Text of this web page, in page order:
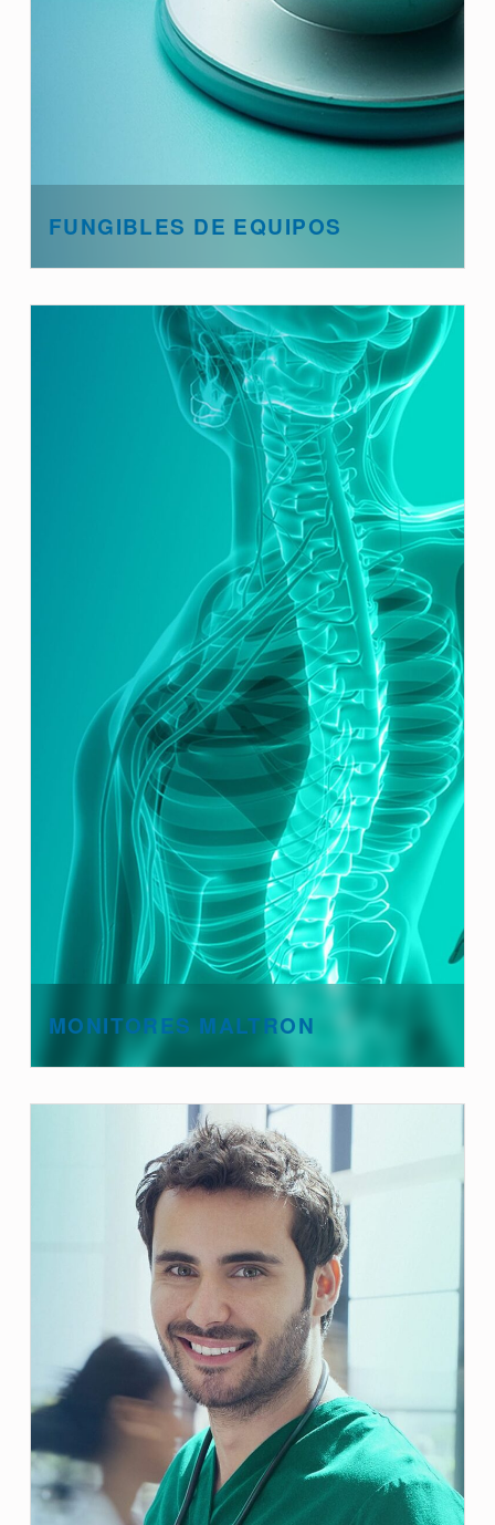
FUNGIBLES DE EQUIPOS
MONITORES MALTRON